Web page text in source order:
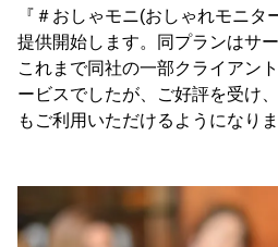
『＃おしゃモニ(おしゃれモニタ
提供開始します。同プランはサ
これまで同社の一部クライアン
ービスでしたが、ご好評を受け
もご利用いただけるようになりま